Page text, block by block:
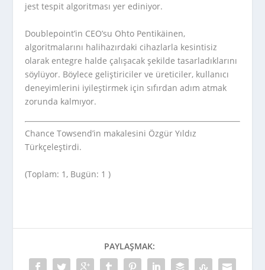
jest tespit algoritması yer ediniyor.
Doublepoint’in CEO’su Ohto Pentikäinen,
algoritmalarını halihazırdaki cihazlarla kesintisiz
olarak entegre halde çalışacak şekilde tasarladıklarını
söylüyor. Böylece geliştiriciler ve üreticiler, kullanıcı
deneyimlerini iyileştirmek için sıfırdan adım atmak
zorunda kalmıyor.
Chance Towsend’in makalesini Özgür Yıldız
Türkçeleştirdi.
(Toplam: 1, Bugün: 1 )
PAYLAŞMAK: